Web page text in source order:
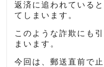
返済に追われている
てしまいます。
このような詐欺にも
まいます。
今回は、郵送直前で